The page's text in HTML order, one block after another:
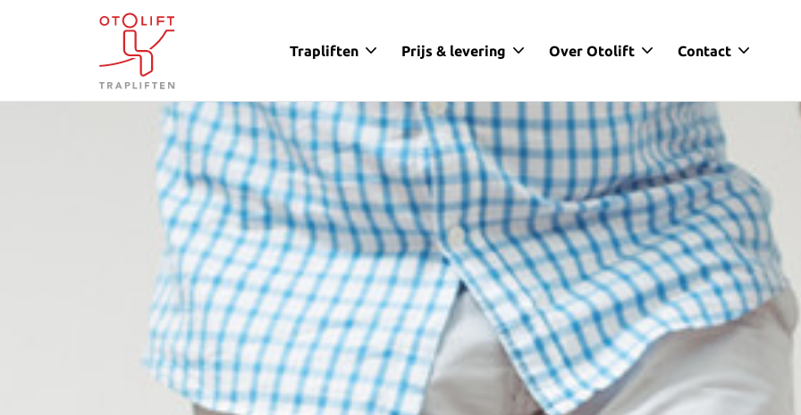
Otolift
Trapliften Prijs & levering Over Otolift Contact